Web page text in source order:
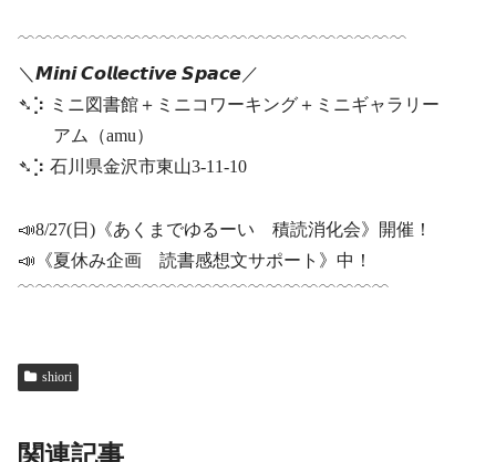
﹋﹋﹋﹋﹋﹋﹋﹋﹋﹋﹋﹋﹋﹋﹋﹋﹋﹋﹋﹋﹋﹋
＼𝙈𝙞𝙣𝙞 𝘾𝙤𝙡𝙡𝙚𝙘𝙩𝙞𝙫𝙚 𝙎𝙥𝙖𝙘𝙚／
➴⡱ ミニ図書館＋ミニコワーキング＋ミニギャラリー
アム（amu）
➴⡱ 石川県金沢市東山3-11-10
📣8/27(日)《あくまでゆるーい 積読消化会》開催！
📣《夏休み企画 読書感想文サポート》中！
﹋﹋﹋﹋﹋﹋﹋﹋﹋﹋﹋﹋﹋﹋﹋﹋﹋﹋﹋﹋﹋
shiori
関連記事